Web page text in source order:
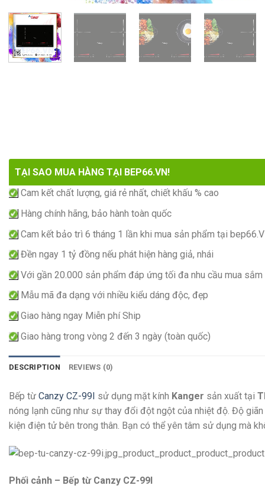
TẠI SAO MUA HÀNG TẠI BEP66.VN!
Cam kết chất lượng, giá rẻ nhất, chiết khấu % cao
Hàng chính hãng, bảo hành toàn quốc
Cam kết bảo trì 6 tháng 1 lần khi mua sản phẩm tại
Đền ngay 1 tỷ đồng nếu phát hiện hàng giả, nhái
Với gần 20.000 sản phẩm đáp ứng tối đa nhu cầu mua sắm
Mẫu mã đa dạng với nhiều kiểu dáng độc, đẹp
Giao hàng ngay Miễn phí Ship
Giao hàng trong vòng 2 đến 3 ngày (toàn quốc)
DESCRIPTION REVIEWS (0)
Bếp từ Canzy CZ-99I sử dụng mặt kính Kanger sản xuất tại
nóng lạnh cũng như sự thay đổi đột ngột của nhiệt độ. Độ
kiện điện tử bên trong thân. Bạn có thể yên tâm sử dụng mà
Phối cảnh – Bếp từ Canzy CZ-99I